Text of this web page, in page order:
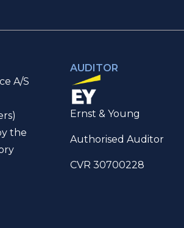
A/S
the
AUDITOR
Ernst & Young
Authorised Auditor
CVR 30700228